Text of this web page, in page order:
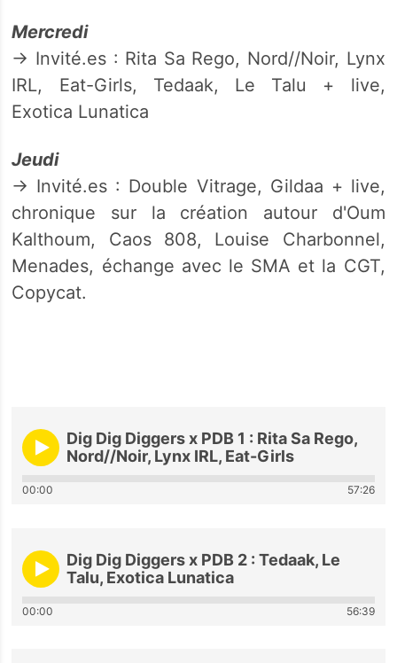
Mercredi
→ Invité.es : Rita Sa Rego, Nord//Noir, Lynx
IRL, Eat-Girls, Tedaak, Le Talu + live,
Exotica Lunatica
Jeudi
→ Invité.es : Double Vitrage, Gildaa + live,
chronique sur la création autour d'Oum
Kalthoum, Caos 808, Louise Charbonnel,
Menades, échange avec le SMA et la CGT,
Copycat.
Dig Dig Diggers x PDB 1 : Rita Sa Rego,
Nord//Noir, Lynx IRL, Eat-Girls
00:00 57:26
Dig Dig Diggers x PDB 2 : Tedaak, Le
Talu, Exotica Lunatica
00:00 56:39